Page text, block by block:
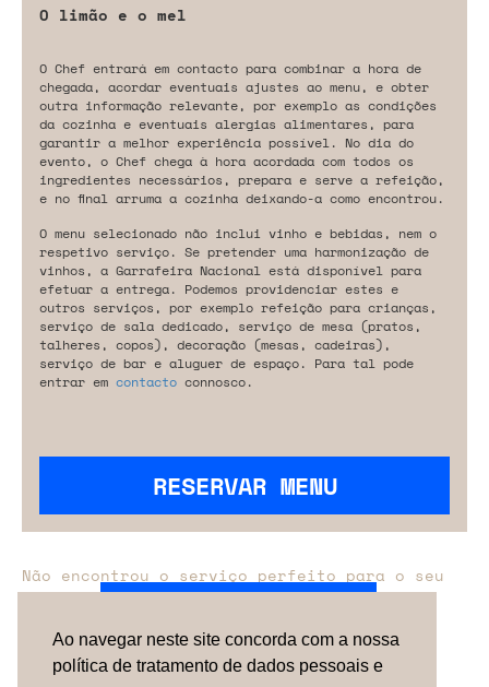
Ao navegar neste site concorda com a nossa
política de tratamento de dados pessoais e
O limão e o mel
O Chef entrará em contacto para combinar a hora de
chegada, acordar eventuais ajustes ao menu, e obter
outra informação relevante, por exemplo as condições
da cozinha e eventuais alergias alimentares, para
garantir a melhor experiência possível. No dia do
evento, o Chef chega à hora acordada com todos os
ingredientes necessários, prepara e serve a refeição,
e no final arruma a cozinha deixando-a como encontrou.
O menu selecionado não inclui vinho e bebidas, nem o
respetivo serviço. Se pretender uma harmonização de
vinhos, a Garrafeira Nacional está disponível para
efetuar a entrega. Podemos providenciar estes e
outros serviços, por exemplo refeição para crianças,
serviço de sala dedicado, serviço de mesa (pratos,
talheres, copos), decoração (mesas, cadeiras),
serviço de bar e aluguer de espaço. Para tal pode
entrar em contacto connosco.
RESERVAR MENU
Não encontrou o serviço perfeito para o seu
evento?
Entre em contacto connosco.
TERMOS & CONDIÇÕES SOBRE NÓS
COMO